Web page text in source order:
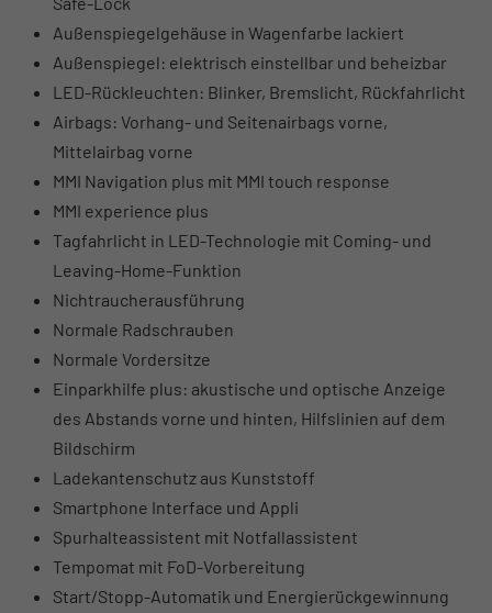
Außenspiegelgehäuse in Wagenfarbe lackiert
Außenspiegel: elektrisch einstellbar und beheizbar
LED-Rückleuchten: Blinker, Bremslicht, Rückfahrlicht
Airbags: Vorhang- und Seitenairbags vorne,
Mittelairbag vorne
MMI Navigation plus mit MMI touch response
MMI experience plus
Tagfahrlicht in LED-Technologie mit Coming- und
Leaving-Home-Funktion
Nichtraucherausführung
Normale Radschrauben
Normale Vordersitze
Einparkhilfe plus: akustische und optische Anzeige
des Abstands vorne und hinten, Hilfslinien auf dem
Bildschirm
Ladekantenschutz aus Kunststoff
Smartphone Interface und Appli
Spurhalteassistent mit Notfallassistent
Tempomat mit FoD-Vorbereitung
Start/Stopp-Automatik und Energierückgewinnung